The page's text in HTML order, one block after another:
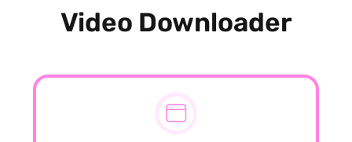
Video Downloader